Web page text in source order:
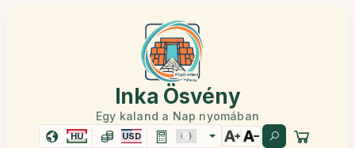
Inka Ösvény
Egy kaland a Nap nyomában
HU USD